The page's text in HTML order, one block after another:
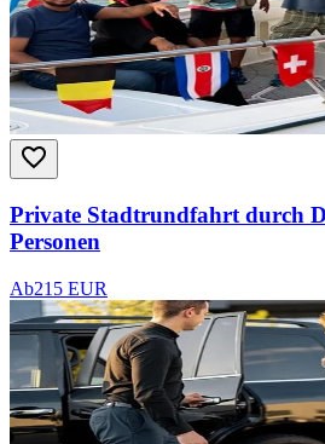
Private Stadtrundfahrt durch
Personen
Ab215 EUR